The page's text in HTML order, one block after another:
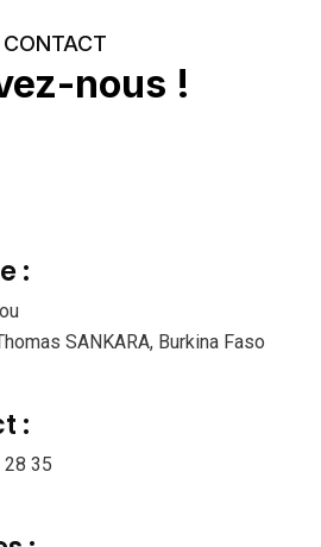
CONTACT
nous !
:
SANKARA, Burkina Faso
:
35